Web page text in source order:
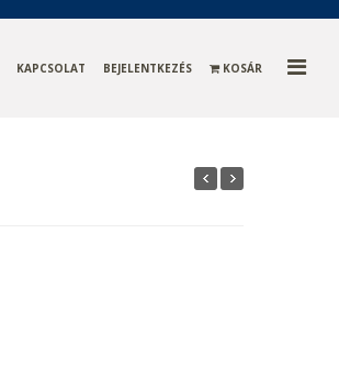
KAPCSOLAT BEJELENTKEZÉS KOSÁR